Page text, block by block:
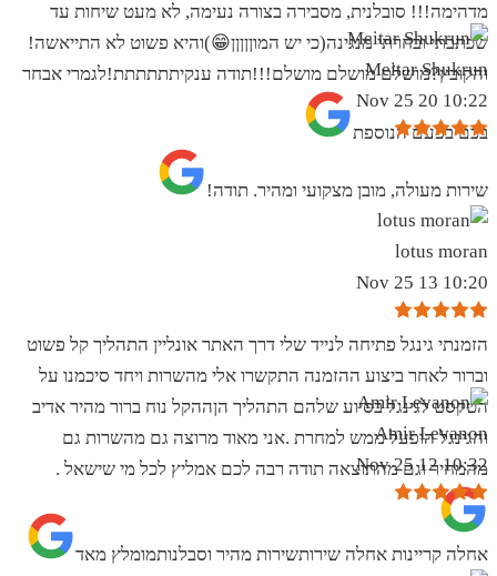
מדהימה!!! סובלנית, מסבירה בצורה נעימה, לא מעט שיחות עד
שכתבתי ובחרתי מנגינה(כי יש המוןןןןן😁)והיא פשוט לא התייאשה!
והקובץ?מושלם מושלם מושלם!!!תודה ענקיתתתתתת!לגמרי אבחר
בכם בפעם הנוספת
Meitar Shukrun
10:22 20 Nov 25
שירות מעולה, מובן מצקועי ומהיר. תודה!
lotus moran
10:20 13 Nov 25
הזמנתי גינגל פתיחה לנייד שלי דרך האתר אונליין התהליך קל פשוט
וברור לאחר ביצוע ההזמנה התקשרו אלי מהשרות ויחד סיכמנו על
הטקסט לגינגל בסיוע שלהם התהליך הןההקל נוח ברור מהיר אדיב
והגינגל הופעל ממש למחרת .אני מאוד מרוצה גם מהשרות גם
מהמחיר וגם מהתוצאה תודה רבה לכם אמליץ לכל מי שישאל .
Amir Levanon
10:32 12 Nov 25
אחלה קריינות אחלה שירותשירות מהיר וסבלנותמומלץ מאד